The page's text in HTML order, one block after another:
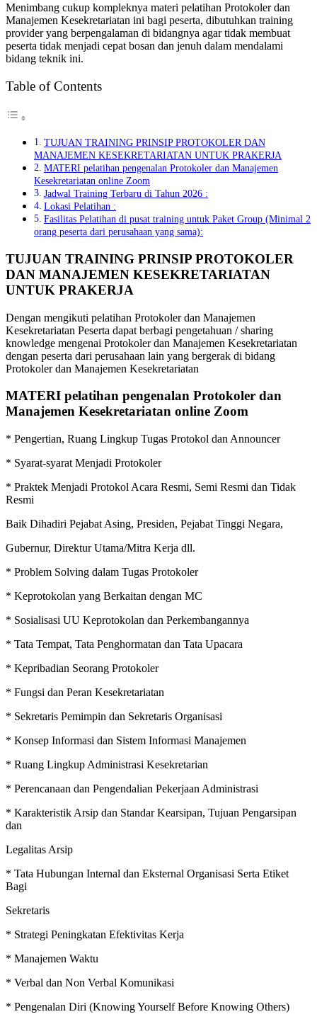
Menimbang cukup kompleknya materi pelatihan Protokoler dan
Manajemen Kesekretariatan ini bagi peserta, dibutuhkan training
provider yang berpengalaman di bidangnya agar tidak membuat
peserta tidak menjadi cepat bosan dan jenuh dalam mendalami
bidang teknik ini.
Table of Contents
TUJUAN TRAINING PRINSIP PROTOKOLER DAN
MANAJEMEN KESEKRETARIATAN UNTUK PRAKERJA
MATERI pelatihan pengenalan Protokoler dan Manajemen
Kesekretariatan online Zoom
Jadwal Training Terbaru di Tahun 2026 :
Lokasi Pelatihan :
Fasilitas Pelatihan di pusat training untuk Paket Group (Minimal 2
orang peserta dari perusahaan yang sama):
TUJUAN TRAINING PRINSIP PROTOKOLER
DAN MANAJEMEN KESEKRETARIATAN
UNTUK PRAKERJA
Dengan mengikuti pelatihan Protokoler dan Manajemen
Kesekretariatan Peserta dapat berbagi pengetahuan / sharing
knowledge mengenai Protokoler dan Manajemen Kesekretariatan
dengan peserta dari perusahaan lain yang bergerak di bidang
Protokoler dan Manajemen Kesekretariatan
MATERI pelatihan pengenalan Protokoler dan
Manajemen Kesekretariatan online Zoom
* Pengertian, Ruang Lingkup Tugas Protokol dan Announcer
* Syarat-syarat Menjadi Protokoler
* Praktek Menjadi Protokol Acara Resmi, Semi Resmi dan Tidak
Resmi
Baik Dihadiri Pejabat Asing, Presiden, Pejabat Tinggi Negara,
Gubernur, Direktur Utama/Mitra Kerja dll.
* Problem Solving dalam Tugas Protokoler
* Keprotokolan yang Berkaitan dengan MC
* Sosialisasi UU Keprotokolan dan Perkembangannya
* Tata Tempat, Tata Penghormatan dan Tata Upacara
* Kepribadian Seorang Protokoler
* Fungsi dan Peran Kesekretariatan
* Sekretaris Pemimpin dan Sekretaris Organisasi
* Konsep Informasi dan Sistem Informasi Manajemen
* Ruang Lingkup Administrasi Kesekretarian
* Perencanaan dan Pengendalian Pekerjaan Administrasi
* Karakteristik Arsip dan Standar Kearsipan, Tujuan Pengarsipan
dan
Legalitas Arsip
* Tata Hubungan Internal dan Eksternal Organisasi Serta Etiket
Bagi
Sekretaris
* Strategi Peningkatan Efektivitas Kerja
* Manajemen Waktu
* Verbal dan Non Verbal Komunikasi
* Pengenalan Diri (Knowing Yourself Before Knowing Others)